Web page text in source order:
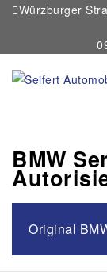
Würzburger
BMW
Original